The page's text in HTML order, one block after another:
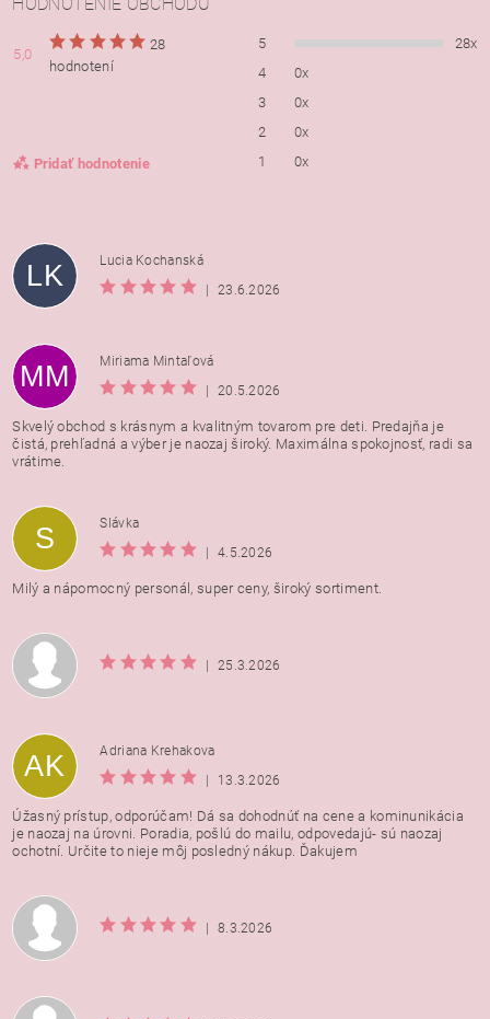
5,0
28
hodnotení
Pridať hodnotenie
5
28x
4
0x
3
0x
2
0x
1
0x
Vložením hodnotenie súhlasíte s
osobných údajov
LK
Lucia Kochanská
|
23.6.2026
MM
Miriama Mintaľová
|
20.5.2026
Skvelý obchod s krásnym a kvalitným tovarom pre deti. Predajňa je
čistá, prehľadná a výber je naozaj široký. Maximálna spokojnosť, radi sa
vrátime.
S
Slávka
|
4.5.2026
Milý a nápomocný personál, super ceny, široký sortiment.
| 25.3.2026
AK
Adriana Krehakova
|
13.3.2026
Úžasný prístup, odporúčam! Dá sa dohodnúť na cene a kominunikácia
je naozaj na úrovni. Poradia, pošlú do mailu, odpovedajú- sú naozaj
ochotní. Určite to nieje môj posledný nákup. Ďakujem
| 8.3.2026